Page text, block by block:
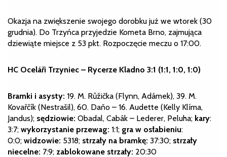
Okazja na zwiększenie swojego dorobku już we wtorek (30
grudnia). Do Trzyńca przyjedzie Kometa Brno, zajmująca
dziewiąte miejsce z 53 pkt. Rozpoczęcie meczu o 17:00.
HC Oceláři Trzyniec – Rycerze Kladno 3:1 (1:1, 1:0, 1:0)
Bramki i asysty: 19. M. Růžička (Flynn, Adámek), 39. M.
Kovařčík (Nestrašil), 60. Daňo – 16. Audette (Kelly Klíma,
Jandus); sędziowie: Obadal, Cabák – Lederer, Peluha; kary:
3:7; wykorzystanie przewag: 1:1; gra w osłabieniu:
0:0; widzowie: 5318; strzały na bramkę: 37:30; strzały
niecelne: 7:9; zablokowane strzały: 20:30